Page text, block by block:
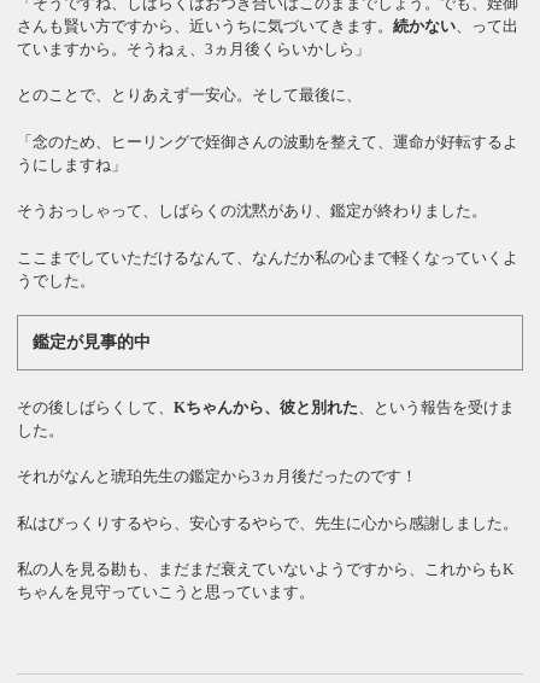
さんも賢い方ですから、近いうちに気づいてきます。続かない 、って出
ていますから。そうねぇ、3ヵ月後くらいかしら」
とのことで、とりあえず一安心。そして最後に、
「念のため、ヒーリングで姪御さんの波動を整えて、運命が好転するよ
うにしますね」
そうおっしゃって、しばらくの沈黙があり、鑑定が終わりました。
ここまでしていただけるなんて、なんだか私の心まで軽くなっていくよ
うでした。
鑑定が見事的中
その後しばらくして、Kちゃんから、彼と別れた 、という報告を受けま
した。
それがなんと琥珀先生の鑑定から3ヵ月後だったのです！
私はびっくりするやら、安心するやらで、先生に心から感謝しました。
私の人を見る勘も、まだまだ衰えていないようですから、これからもK
ちゃんを見守っていこうと思っています。